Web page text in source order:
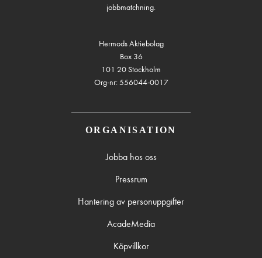
jobbmatchning.
Hermods Aktiebolag
Box 36
101 20 Stockholm
Org-nr: 556044-0017
ORGANISATION
Jobba hos oss
Pressrum
Hantering av personuppgifter
AcadeMedia
Köpvillkor